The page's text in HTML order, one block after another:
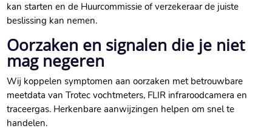
kan starten en de Huurcommissie of verzekeraar de juiste
beslissing kan nemen.​
Oorzaken en signalen die je niet
mag negeren
Wij koppelen symptomen aan oorzaken met betrouwbare
meetdata van Trotec vochtmeters, FLIR infraroodcamera en
traceergas.​ Herkenbare aanwijzingen helpen om snel te
handelen.​